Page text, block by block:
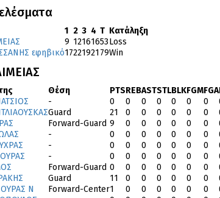
1 2 3 4 T Κατάληξη
9 12161653Loss
εφηβικό1722192179Win
Θέση PTSREBASTSTLBLKFGMFGA
- 0 0 0 0 0 0 0
Guard 21 0 0 0 0 0 0
Forward-Guard 9 0 0 0 0 0 0
- 0 0 0 0 0 0 0
- 0 0 0 0 0 0 0
- 0 0 0 0 0 0 0
Forward-Guard 0 0 0 0 0 0 0
Guard 11 0 0 0 0 0 0
Ν Forward-Center1 0 0 0 0 0 0